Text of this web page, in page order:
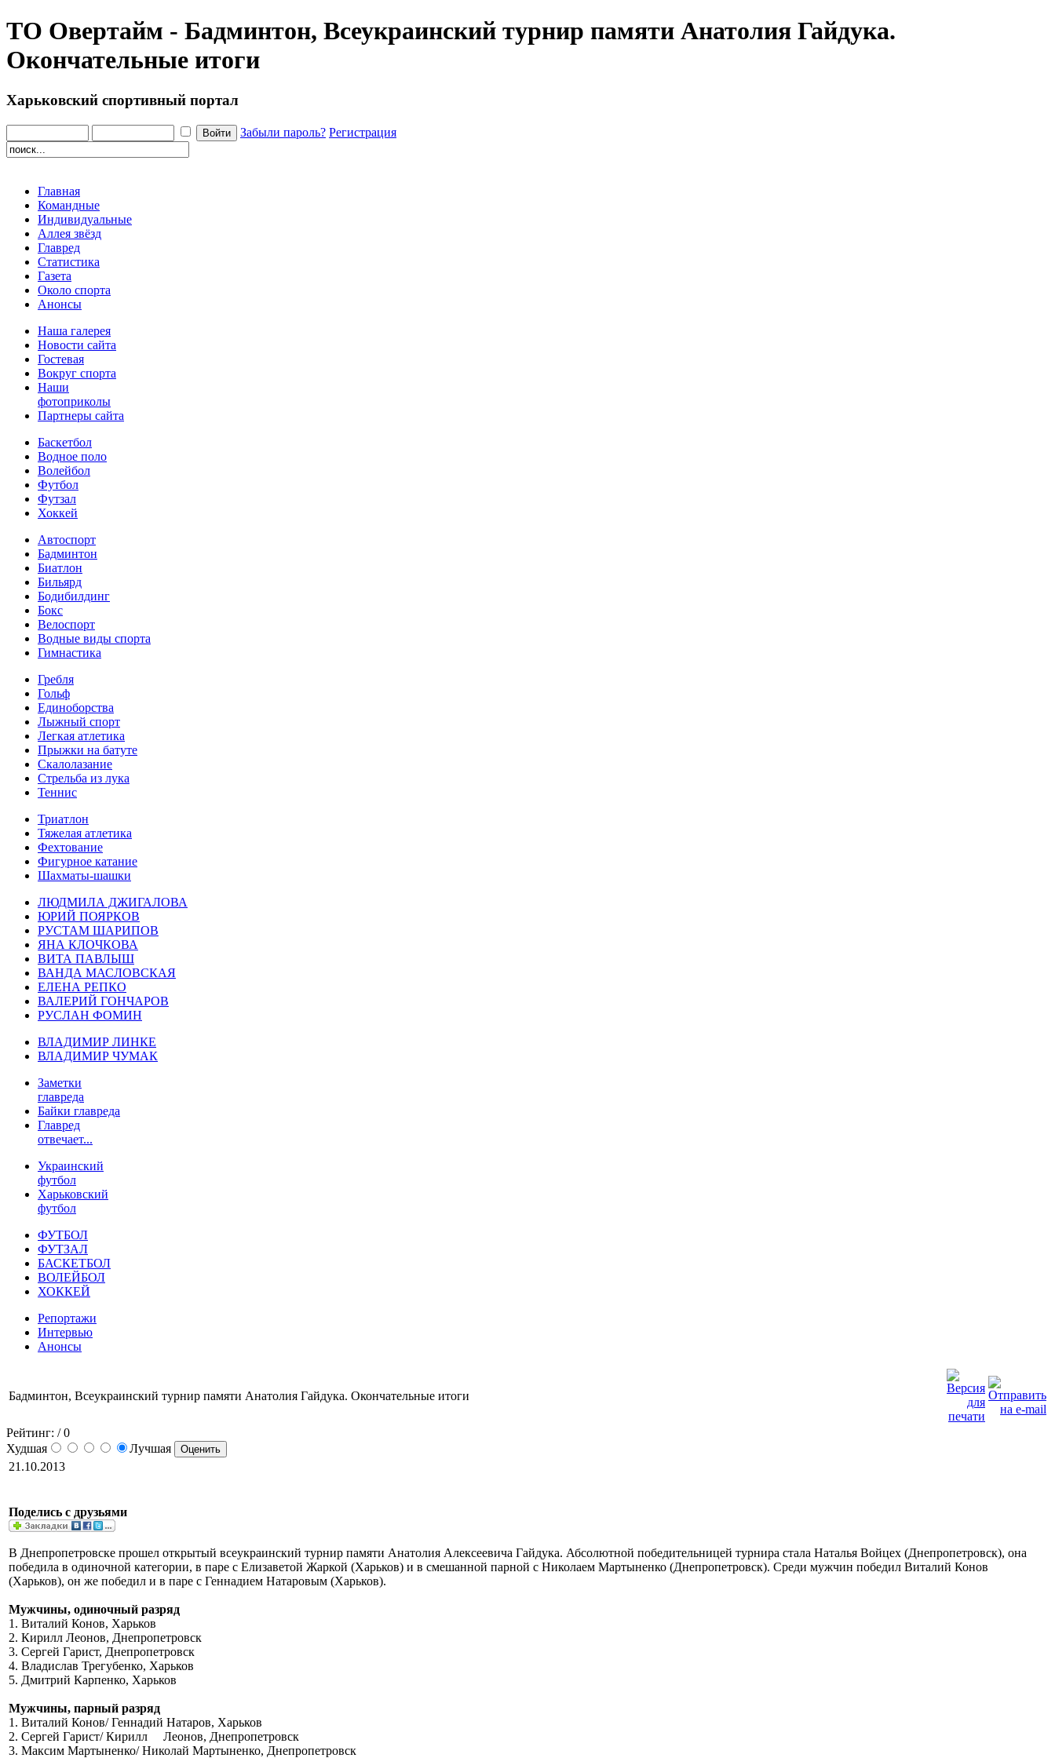
ТО Овертайм - Бадминтон, Всеукраинский турнир памяти Анатолия Гайдука.
Окончательные итоги
Харьковский спортивный портал
Забыли пароль? Регистрация
Главная
Командные
Индивидуальные
Аллея звёзд
Главред
Статистика
Газета
Около спорта
Анонсы
Наша галерея
Новости сайта
Гостевая
Вокруг спорта
Наши
фотоприколы
Партнеры сайта
Баскетбол
Водное поло
Волейбол
Футбол
Футзал
Хоккей
Автоспорт
Бадминтон
Биатлон
Бильярд
Бодибилдинг
Бокс
Велоспорт
Водные виды спорта
Гимнастика
Гребля
Гольф
Единоборства
Лыжный спорт
Легкая атлетика
Прыжки на батуте
Скалолазание
Стрельба из лука
Теннис
Триатлон
Тяжелая атлетика
Фехтование
Фигурное катание
Шахматы-шашки
ЛЮДМИЛА ДЖИГАЛОВА
ЮРИЙ ПОЯРКОВ
РУСТАМ ШАРИПОВ
ЯНА КЛОЧКОВА
ВИТА ПАВЛЫШ
ВАНДА МАСЛОВСКАЯ
ЕЛЕНА РЕПКО
ВАЛЕРИЙ ГОНЧАРОВ
РУСЛАН ФОМИН
ВЛАДИМИР ЛИНКЕ
ВЛАДИМИР ЧУМАК
Заметки
главреда
Байки главреда
Главред
отвечает...
Украинский
футбол
Харьковский
футбол
ФУТБОЛ
ФУТЗАЛ
БАСКЕТБОЛ
ВОЛЕЙБОЛ
ХОККЕЙ
Репортажи
Интервью
Анонсы
Бадминтон, Всеукраинский турнир памяти Анатолия Гайдука. Окончательные итоги
Рейтинг: / 0
Худшая
Лучшая
21.10.2013
Поделись с друзьями
В Днепропетровске прошел открытый всеукраинский турнир памяти Анатолия Алексеевича Гайдука. Абсолютной победительницей турнира стала Наталья Войцех (Днепропетровск), она
победила в одиночной категории, в паре с Елизаветой Жаркой (Харьков) и в смешанной парной с Николаем Мартыненко (Днепропетровск). Среди мужчин победил Виталий Конов
(Харьков), он же победил и в паре с Геннадием Натаровым (Харьков).
Мужчины, одиночный разряд
1. Виталий Конов, Харьков
2. Кирилл Леонов, Днепропетровск
3. Сергей Гарист, Днепропетровск
4. Владислав Трегубенко, Харьков
5. Дмитрий Карпенко, Харьков
Мужчины, парный разряд
1. Виталий Конов/ Геннадий Натаров, Харьков
2. Сергей Гарист/ Кирилл Леонов, Днепропетровск
3. Максим Мартыненко/ Николай Мартыненко, Днепропетровск